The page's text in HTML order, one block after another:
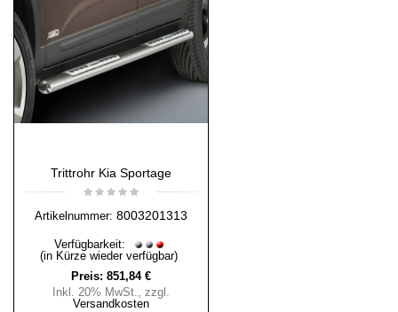
Trittrohr Kia Sportage
Artikelnummer: 8003201313
Verfügbarkeit:
(in Kürze wieder verfügbar)
Preis: 851,84 €
Inkl. 20% MwSt., zzgl.
Versandkosten